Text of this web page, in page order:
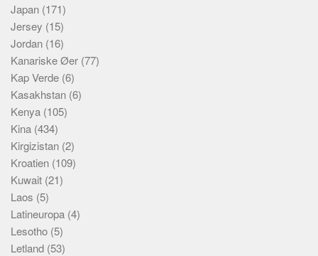
Japan (171)
Jersey (15)
Jordan (16)
Kanariske Øer (77)
Kap Verde (6)
Kasakhstan (6)
Kenya (105)
Kina (434)
Kirgizistan (2)
Kroatien (109)
Kuwait (21)
Laos (5)
Latineuropa (4)
Lesotho (5)
Letland (53)